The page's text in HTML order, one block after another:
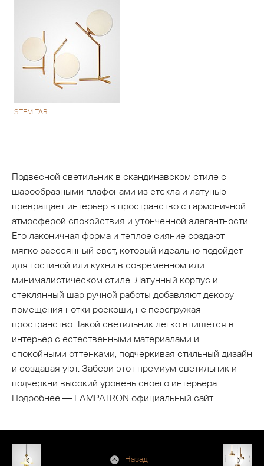
STEM TAB
Подвесной светильник в скандинавском стиле с
шарообразными плафонами из стекла и латунью
превращает интерьер в пространство с гармоничной
атмосферой спокойствия и утонченной элегантности.
Его лаконичная форма и теплое сияние создают
мягко рассеянный свет, который идеально подойдет
для гостиной или кухни в современном или
минималистическом стиле. Латунный корпус и
стеклянный шар ручной работы добавляют декору
помещения нотки роскоши, не перегружая
пространство. Такой светильник легко впишется в
интерьер с естественными материалами и
спокойными оттенками, подчеркивая стильный дизайн
и создавая уют. Забери этот премиум светильник и
подчеркни высокий уровень своего интерьера.
Подробнее — LAMPATRON официальный сайт.
Назад